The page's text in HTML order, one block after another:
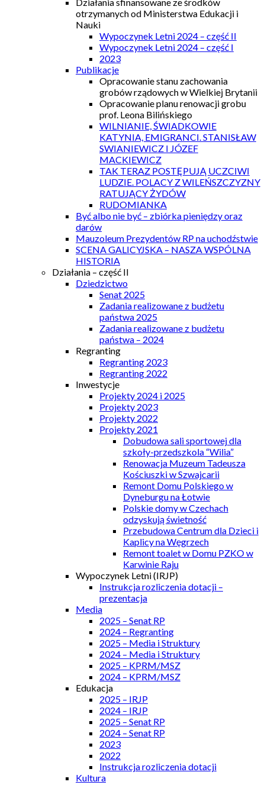
otrzymanych od Ministerstwa Edukacji i
Nauki
Wypoczynek Letni 2024 – część II
Wypoczynek Letni 2024 – część I
2023
Publikacje
Opracowanie stanu zachowania
grobów rządowych w Wielkiej Brytanii
Opracowanie planu renowacji grobu
prof. Leona Bilińskiego
WILNIANIE, ŚWIADKOWIE
KATYNIA, EMIGRANCI. STANISŁAW
SWIANIEWICZ I JÓZEF
MACKIEWICZ
TAK TERAZ POSTĘPUJĄ UCZCIWI
LUDZIE. POLACY Z WILEŃSZCZYZNY
RATUJĄCY ŻYDÓW
RUDOMIANKA
Być albo nie być – zbiórka pieniędzy oraz
darów
Mauzoleum Prezydentów RP na uchodźstwie
SCENA GALICYJSKA – NASZA WSPÓLNA
HISTORIA
Działania – część II
Dziedzictwo
Senat 2025
Zadania realizowane z budżetu
państwa 2025
Zadania realizowane z budżetu
państwa – 2024
Regranting
Regranting 2023
Regranting 2022
Inwestycje
Projekty 2024 i 2025
Projekty 2023
Projekty 2022
Projekty 2021
Dobudowa sali sportowej dla
szkoły-przedszkola “Wilia”
Renowacja Muzeum Tadeusza
Kościuszki w Szwajcarii
Remont Domu Polskiego w
Dyneburgu na Łotwie
Polskie domy w Czechach
odzyskują świetność
Przebudowa Centrum dla Dzieci i
Kaplicy na Węgrzech
Remont toalet w Domu PZKO w
Karwinie Raju
Wypoczynek Letni (IRJP)
Instrukcja rozliczenia dotacji –
prezentacja
Media
2025 – Senat RP
2024 – Regranting
2025 – Media i Struktury
2024 – Media i Struktury
2025 – KPRM/MSZ
2024 – KPRM/MSZ
Edukacja
2025 – IRJP
2024 – IRJP
2025 – Senat RP
2024 – Senat RP
2023
2022
Instrukcja rozliczenia dotacji
Kultura